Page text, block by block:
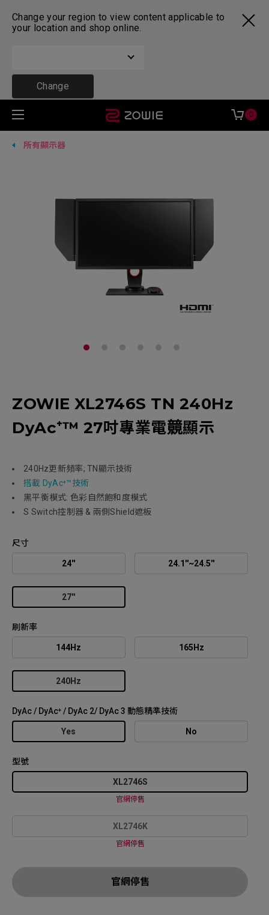
Change your region to view content applicable to
your location and shop online.
Change
0
所有顯示器
ZOWIE XL2746S TN 240Hz
DyAc⁺™ 27吋專業電竸顯示
240Hz更新頻率; TN顯示技術
搭載 DyAc⁺™技術
黑平衡模式: 色彩自然飽和度模式
S Switch控制器 & 兩側Shield遮板
尺寸
24'' 24.1''~24.5''
27''
刷新率
144Hz 165Hz
240Hz
DyAc / DyAc⁺ / DyAc 2/ DyAc 3 動態精準技術
Yes No
型號
XL2746S
官網停售
XL2746K
官網停售
官網停售